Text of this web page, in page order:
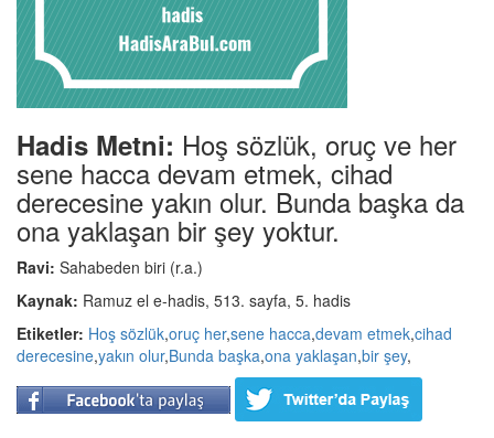
Hadis Metni: Hoş sözlük, oruç ve her
sene hacca devam etmek, cihad
derecesine yakın olur. Bunda başka da
ona yaklaşan bir şey yoktur.
Ravi: Sahabeden biri (r.a.)
Kaynak: Ramuz el e-hadis, 513. sayfa, 5. hadis
Etiketler: Hoş sözlük,oruç her,sene hacca,devam etmek,cihad
derecesine,yakın olur,Bunda başka,ona yaklaşan,bir şey,